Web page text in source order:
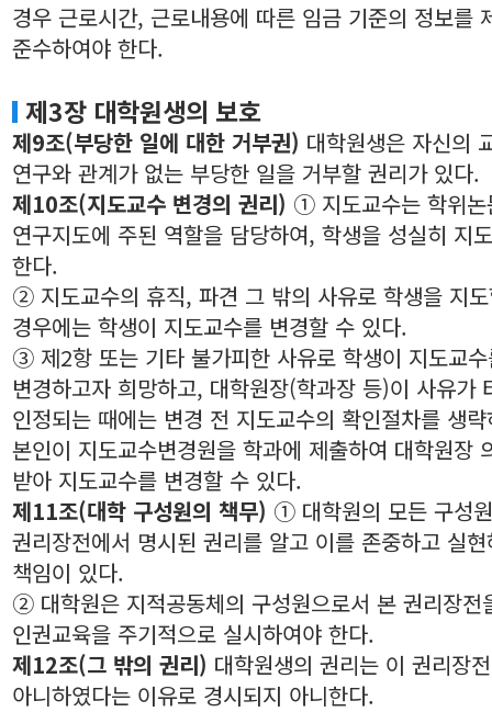
경우 근로시간, 근로내용에 따른 임금 기준의 정보를
준수하여야 한다.
제3장 대학원생의 보호
제9조(부당한 일에 대한 거부권) 대학원생은 자신의
연구와 관계가 없는 부당한 일을 거부할 권리가 있다.
제10조(지도교수 변경의 권리) ① 지도교수는 학위논
연구지도에 주된 역할을 담당하여, 학생을 성실히 지
한다.
② 지도교수의 휴직, 파견 그 밖의 사유로 학생을 지
경우에는 학생이 지도교수를 변경할 수 있다.
③ 제2항 또는 기타 불가피한 사유로 학생이 지도교
변경하고자 희망하고, 대학원장(학과장 등)이 사유가
인정되는 때에는 변경 전 지도교수의 확인절차를 생
본인이 지도교수변경원을 학과에 제출하여 대학원장
받아 지도교수를 변경할 수 있다.
제11조(대학 구성원의 책무) ① 대학원의 모든 구성
권리장전에서 명시된 권리를 알고 이를 존중하고 실
책임이 있다.
② 대학원은 지적공동체의 구성원으로서 본 권리장전
인권교육을 주기적으로 실시하여야 한다.
제12조(그 밖의 권리) 대학원생의 권리는 이 권리장
아니하였다는 이유로 경시되지 아니한다.